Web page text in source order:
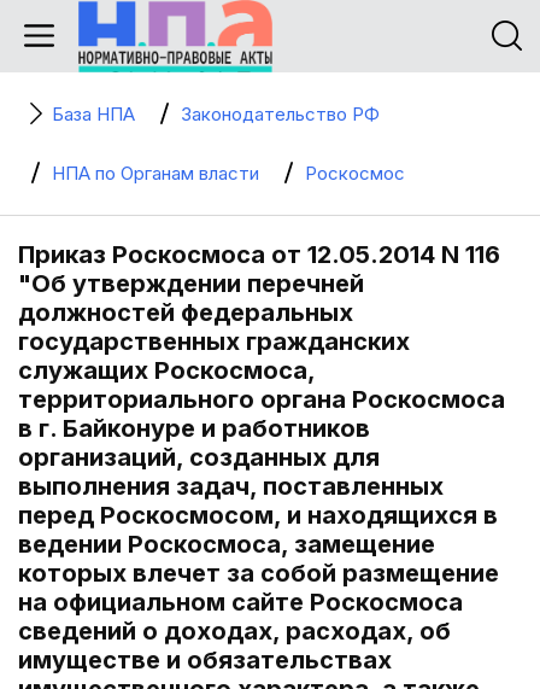
База НПА Законодательство РФ
НПА по Органам власти Роскосмос
Приказ Роскосмоса от 12.05.2014 N 116
"Об утверждении перечней
должностей федеральных
государственных гражданских
служащих Роскосмоса,
территориального органа Роскосмоса
в г. Байконуре и работников
организаций, созданных для
выполнения задач, поставленных
перед Роскосмосом, и находящихся в
ведении Роскосмоса, замещение
которых влечет за собой размещение
на официальном сайте Роскосмоса
сведений о доходах, расходах, об
имуществе и обязательствах